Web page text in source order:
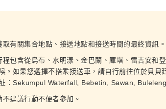
有關集合地點、接送地點和接送時間的最終資訊。
包含從烏布、水明漾、金巴蘭、庫塔、雷吉安和
。如果您選擇不搭乘接送車，請自行前往位於貝貝
：Sekumpul Waterfall, Bebetin, Sawan,
建議行動不便者參加。